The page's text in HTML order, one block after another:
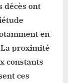
décès ont
en
proximité
constants
ces